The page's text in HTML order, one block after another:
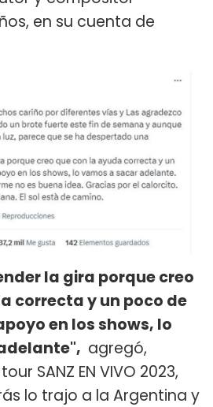
en su cuenta de
la gira porque creo
correcta y un poco de
en los shows, lo
agregó,
SANZ EN VIVO 2023,
lo trajo a la Argentina y